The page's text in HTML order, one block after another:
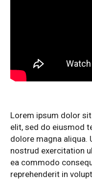
Lorem ipsum dolor
elit, sed do eiusmod
dolore magna aliqua.
nostrud exercitation
ea commodo
reprehenderit in